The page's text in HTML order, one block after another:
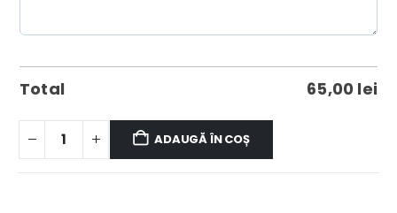
Total 65,00 lei
ADAUGĂ ÎN COȘ